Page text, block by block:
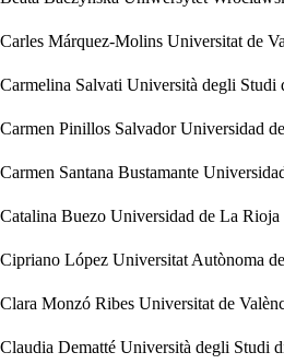
Carles Márquez-Molins Universitat de
Carmelina Salvati Università degli Studi
Carmen Pinillos Salvador Universidad
Carmen Santana Bustamante
Catalina Buezo Universidad de La Rioja
Cipriano López Universitat Autònoma
Clara Monzó Ribes Universitat de
Claudia Dematté Università degli Studi